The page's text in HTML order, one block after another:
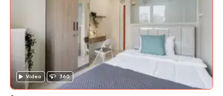
Video 360